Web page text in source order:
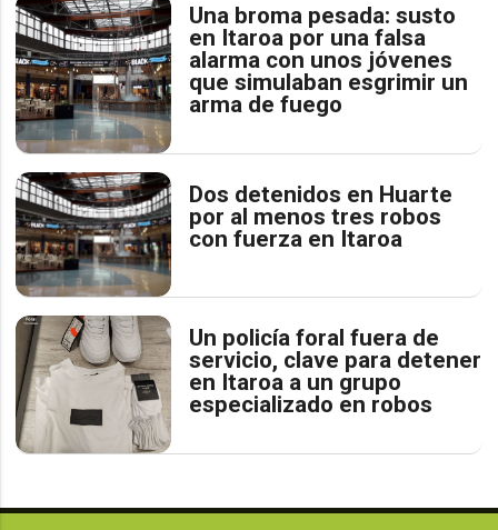
Una broma pesada: susto
en Itaroa por una falsa
alarma con unos jóvenes
que simulaban esgrimir un
arma de fuego
Dos detenidos en Huarte
por al menos tres robos
con fuerza en Itaroa
Un policía foral fuera de
servicio, clave para detener
en Itaroa a un grupo
especializado en robos